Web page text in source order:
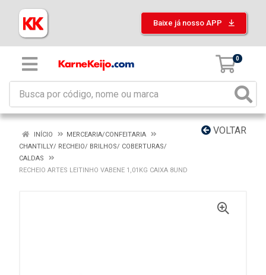
Baixe já nosso APP
0
VOLTAR
INÍCIO
MERCEARIA/CONFEITARIA
CHANTILLY/ RECHEIO/ BRILHOS/ COBERTURAS/
CALDAS
RECHEIO ARTES LEITINHO VABENE 1,01KG CAIXA 8UND